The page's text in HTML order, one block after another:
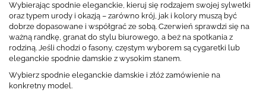
Wybierając spodnie eleganckie, kieruj się rodzajem swojej sylwetki
oraz typem urody i okazją – zarówno krój, jak i kolory muszą być
dobrze dopasowane i współgrać ze sobą. Czerwień sprawdzi się na
ważną randkę, granat do stylu biurowego, a beż na spotkania z
rodziną. Jeśli chodzi o fasony, częstym wyborem są cygaretki lub
eleganckie spodnie damskie z wysokim stanem.
Wybierz spodnie eleganckie damskie i złóż zamówienie na
konkretny model.